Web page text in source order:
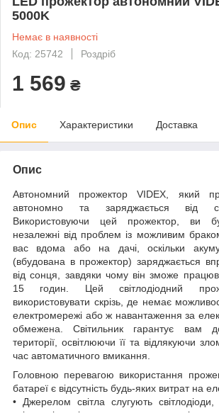
5000K
Немає в наявності
Код: 25742
Роздріб
1 569 ₴
Опис Характеристики Доставка
Опис
Автономний прожектор VIDEX, який
автономно та заряджається від
Використовуючи цей прожектор, ви
незалежні від проблем із можливим
вас вдома або на дачі, оскільки
(вбудована в прожектор) заряджається
від сонця, завдяки чому він зможе
15 годин. Цей світлодіодний
використовувати скрізь, де немає
електромережі або ж навантаження за
обмежена. Світильник гарантує вам
території, освітлюючи її та відлякуючи
час автоматичного вмикання.
Головною перевагою використання
батареї є відсутність будь-яких витрат на
• Джерелом світла слугують